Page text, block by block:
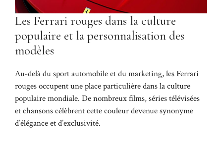
Les Ferrari rouges dans la culture
populaire et la personnalisation des
modèles
Au-delà du sport automobile et du marketing, les Ferrari
rouges occupent une place particulière dans la culture
populaire mondiale. De nombreux films, séries télévisées
et chansons célèbrent cette couleur devenue synonyme
d’élégance et d’exclusivité.